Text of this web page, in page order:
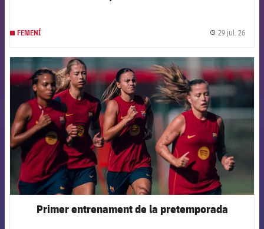
FEMENÍ 29 jul. 26
FCB Barcelona badge
Primer entrenament de la pretemporada